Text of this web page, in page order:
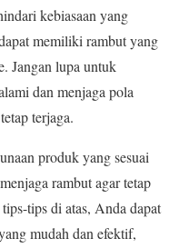
kebiasaan yang
memiliki rambut yang
Jangan lupa untuk
dan menjaga pola
terjaga.
produk yang sesuai
rambut agar tetap
tips di atas, Anda dapat
mudah dan efektif,